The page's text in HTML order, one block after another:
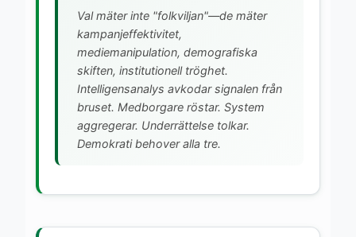
Val mäter inte "folkviljan"—de mäter
kampanjeffektivitet,
mediemanipulation, demografiska
skiften, institutionell tröghet.
Intelligensanalys avkodar signalen från
bruset. Medborgare röstar. System
aggregerar. Underrättelse tolkar.
Demokrati behover alla tre.